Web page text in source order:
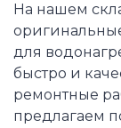
На нашем
для
быстро и
ремонтные
предлагаем